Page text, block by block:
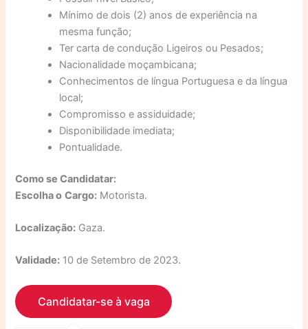
Mínimo de dois (2) anos de experiência na
mesma função;
Ter carta de condução Ligeiros ou Pesados;
Nacionalidade moçambicana;
Conhecimentos de língua Portuguesa e da língua
local;
Compromisso e assiduidade;
Disponibilidade imediata;
Pontualidade.
Como se Candidatar:
Escolha o Cargo: Motorista.
Localização: Gaza.
Validade: 10 de Setembro de 2023.